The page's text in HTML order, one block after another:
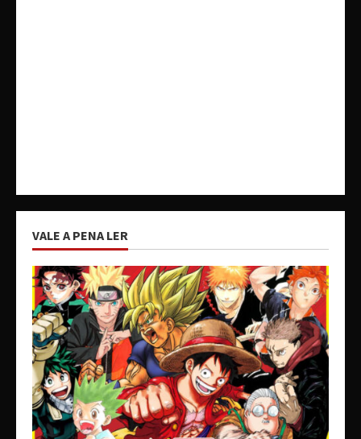
VALE A PENA LER